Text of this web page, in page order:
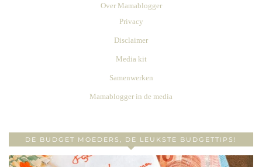
Over Mamablogger
Privacy
Disclaimer
Media kit
Samenwerken
Mamablogger in de media
DE BUDGET MOEDERS, DE LEUKSTE BUDGETTIPS!